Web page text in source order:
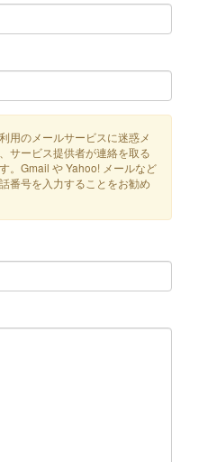
用のメールサービスに迷惑メ
サービス提供者が連絡を取る
。Gmail や Yahoo! メールなど
番号を入力することをお勧め